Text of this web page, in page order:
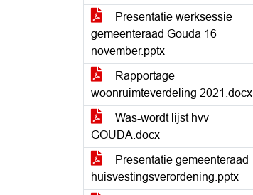
Presentatie werksessie
gemeenteraad Gouda 16
november.pptx
Rapportage
woonruimteverdeling 2021.docx
Was-wordt lijst hvv
GOUDA.docx
Presentatie gemeenteraad
huisvestingsverordening.pptx